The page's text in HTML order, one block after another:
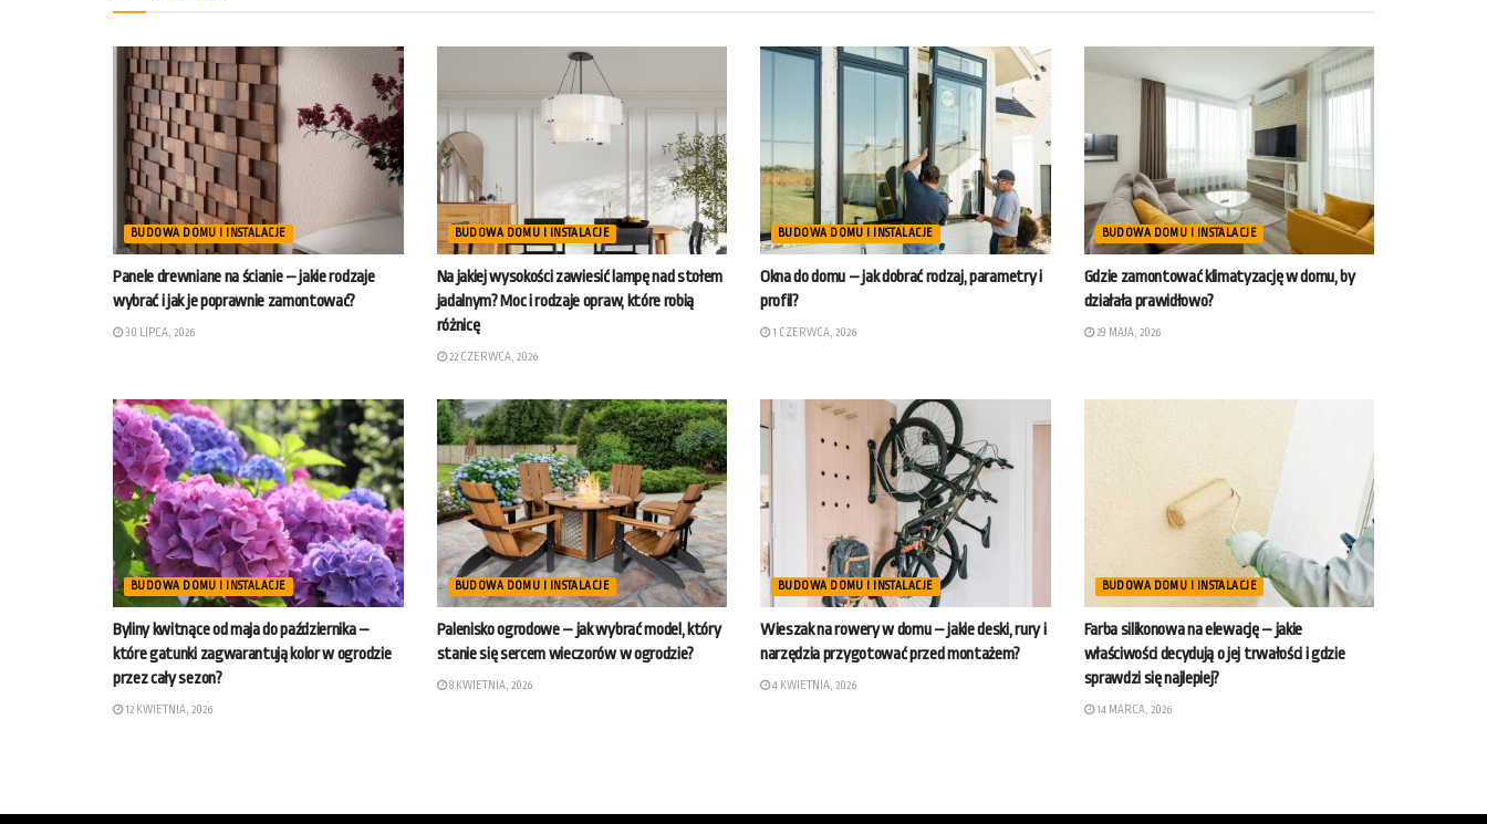
BUDOWA DOMU I INSTALACJE
Panele drewniane na ścianie – jakie rodzaje
wybrać i jak je poprawnie zamontować?
30 LIPCA, 2026
BUDOWA DOMU I INSTALACJE
Na jakiej wysokości zawiesić lampę nad stołem
jadalnym? Moc i rodzaje opraw, które robią
różnicę
22 CZERWCA, 2026
BUDOWA DOMU I INSTALACJE
Okna do domu – jak dobrać rodzaj, parametry i
profil?
1 CZERWCA, 2026
BUDOWA DOMU I INSTALACJE
Gdzie zamontować klimatyzację w domu, by
działała prawidłowo?
29 MAJA, 2026
BUDOWA DOMU I INSTALACJE
Byliny kwitnące od maja do października –
które gatunki zagwarantują kolor w ogrodzie
przez cały sezon?
12 KWIETNIA, 2026
BUDOWA DOMU I INSTALACJE
Palenisko ogrodowe – jak wybrać model, który
stanie się sercem wieczorów w ogrodzie?
8 KWIETNIA, 2026
BUDOWA DOMU I INSTALACJE
Wieszak na rowery w domu – jakie deski, rury i
narzędzia przygotować przed montażem?
4 KWIETNIA, 2026
BUDOWA DOMU I INSTALACJE
Farba silikonowa na elewację – jakie
właściwości decydują o jej trwałości i gdzie
sprawdzi się najlepiej?
14 MARCA, 2026